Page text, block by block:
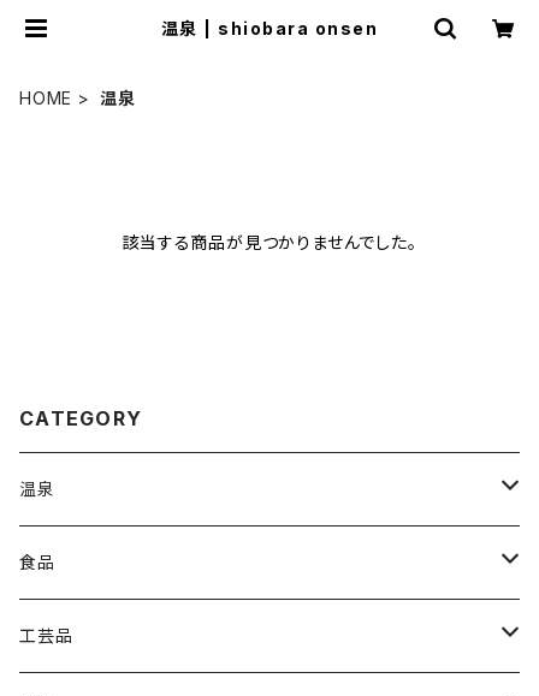
温泉 | shiobara onsen
HOME 温泉
該当する商品が見つかりませんでした。
CATEGORY
温泉
美容
入浴剤
食品
お菓子
工芸品